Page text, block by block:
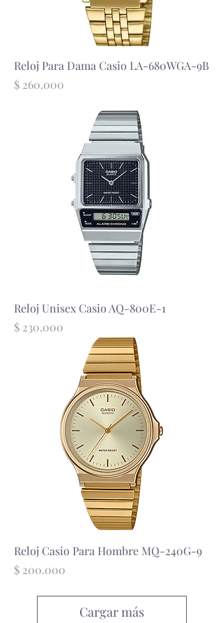
Reloj Para Dama Casio LA-680WGA-9B
Precio
$ 260.000
Reloj Unisex Casio AQ-800E-1
Precio
$ 230.000
Reloj Casio Para Hombre MQ-240G-9
Precio
$ 200.000
Cargar más